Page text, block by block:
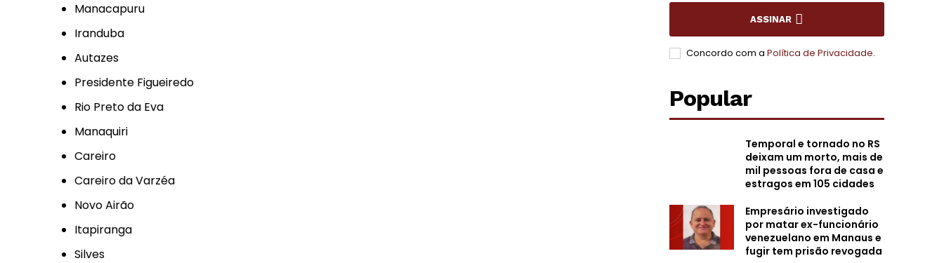
Manacapuru
Iranduba
Autazes
Presidente Figueiredo
Rio Preto da Eva
Manaquiri
Careiro
Careiro da Varzéa
Novo Airão
Itapiranga
Silves
ASSINAR
Concordo com a Política de Privacidade.
Popular
Temporal e tornado no RS
deixam um morto, mais de
mil pessoas fora de casa e
estragos em 105 cidades
Empresário investigado
por matar ex-funcionário
venezuelano em Manaus e
fugir tem prisão revogada